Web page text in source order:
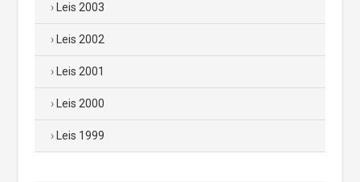
Leis 2003
Leis 2002
Leis 2001
Leis 2000
Leis 1999